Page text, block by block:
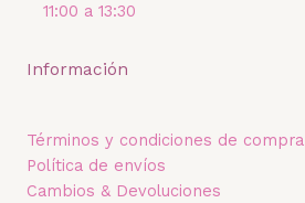
11:00 a 13:30
Información
Términos y condiciones de compra
Política de envíos
Cambios & Devoluciones